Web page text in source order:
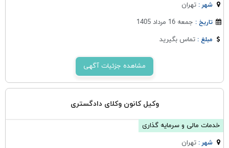
شهر :تهران
تاریخ : جمعه 16 مرداد 1405
مبلغ :تماس بگیرید
مشاهده جزئیات آگهی
وکیل کانون وکلای دادگستری
خدمات مالی و سرمایه گذاری
شهر :تهران